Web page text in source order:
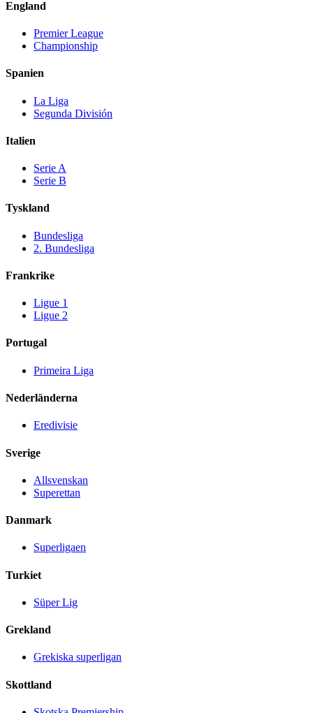
England
Premier League
Championship
Spanien
La Liga
Segunda División
Italien
Serie A
Serie B
Tyskland
Bundesliga
2. Bundesliga
Frankrike
Ligue 1
Ligue 2
Portugal
Primeira Liga
Nederländerna
Eredivisie
Sverige
Allsvenskan
Superettan
Danmark
Superligaen
Turkiet
Süper Lig
Grekland
Grekiska superligan
Skottland